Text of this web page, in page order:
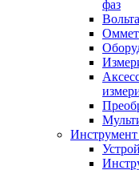
фаз
Инструмент